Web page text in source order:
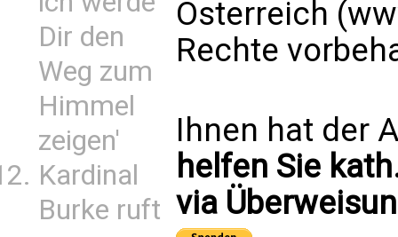
Dir den
Weg zum
Himmel
zeigen'
Kardinal
Burke ruft
Österreich
Rechte
Ihnen hat der
helfen Sie
via